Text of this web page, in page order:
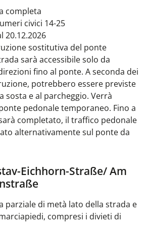
completa
civici 14-25
20.12.2026
sostitutiva del ponte
sarà accessibile solo da
fino al ponte. A seconda dei
potrebbero essere previste
sosta e al parcheggio. Verrà
pedonale temporaneo. Fino a
completato, il traffico pedonale
alternativamente sul ponte da
Eichhorn-Straße/ Am
parziale di metà lato della strada e
compresi i divieti di